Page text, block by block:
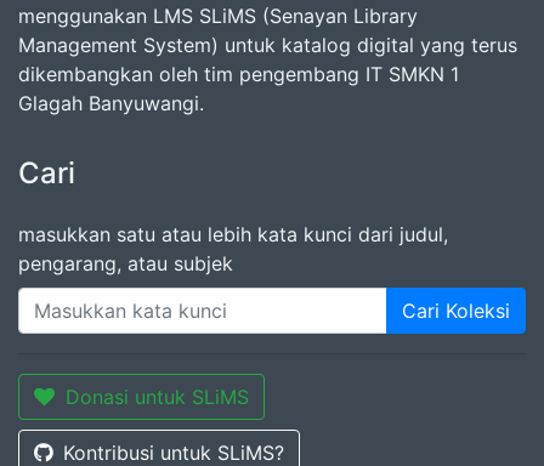
menggunakan LMS SLiMS (Senayan Library
Management System) untuk katalog digital yang terus
dikembangkan oleh tim pengembang IT SMKN 1
Glagah Banyuwangi.
Cari
masukkan satu atau lebih kata kunci dari judul,
pengarang, atau subjek
Cari Koleksi
Donasi untuk SLiMS
Kontribusi untuk SLiMS?